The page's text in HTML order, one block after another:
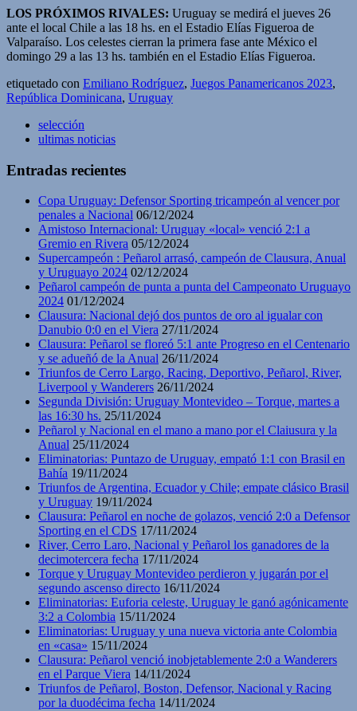
LOS PRÓXIMOS RIVALES: Uruguay se medirá el jueves 26
ante el local Chile a las 18 hs. en el Estadio Elías Figueroa de
Valparaíso. Los celestes cierran la primera fase ante México el
domingo 29 a las 13 hs. también en el Estadio Elías Figueroa.
etiquetado con Emiliano Rodríguez, Juegos Panamericanos 2023,
República Dominicana, Uruguay
selección
ultimas noticias
Entradas recientes
Copa Uruguay: Defensor Sporting tricampeón al vencer por
penales a Nacional 06/12/2024
Amistoso Internacional: Uruguay «local» venció 2:1 a
Gremio en Rivera 05/12/2024
Supercampeón : Peñarol arrasó, campeón de Clausura, Anual
y Uruguayo 2024 02/12/2024
Peñarol campeón de punta a punta del Campeonato Uruguayo
2024 01/12/2024
Clausura: Nacional dejó dos puntos de oro al igualar con
Danubio 0:0 en el Viera 27/11/2024
Clausura: Peñarol se floreó 5:1 ante Progreso en el Centenario
y se adueñó de la Anual 26/11/2024
Triunfos de Cerro Largo, Racing, Deportivo, Peñarol, River,
Liverpool y Wanderers 26/11/2024
Segunda División: Uruguay Montevideo – Torque, martes a
las 16:30 hs. 25/11/2024
Peñarol y Nacional en el mano a mano por el Claiusura y la
Anual 25/11/2024
Eliminatorias: Puntazo de Uruguay, empató 1:1 con Brasil en
Bahía 19/11/2024
Triunfos de Argentina, Ecuador y Chile; empate clásico Brasil
y Uruguay 19/11/2024
Clausura: Peñarol en noche de golazos, venció 2:0 a Defensor
Sporting en el CDS 17/11/2024
River, Cerro Laro, Nacional y Peñarol los ganadores de la
decimotercera fecha 17/11/2024
Torque y Uruguay Montevideo perdieron y jugarán por el
segundo ascenso directo 16/11/2024
Eliminatorias: Euforia celeste, Uruguay le ganó agónicamente
3:2 a Colombia 15/11/2024
Eliminatorias: Uruguay y una nueva victoria ante Colombia
en «casa» 15/11/2024
Clausura: Peñarol venció inobjetablemente 2:0 a Wanderers
en el Parque Viera 14/11/2024
Triunfos de Peñarol, Boston, Defensor, Nacional y Racing
por la duodécima fecha 14/11/2024